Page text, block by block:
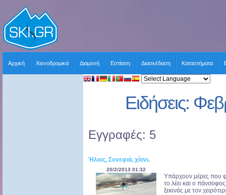
Αρχική Χιονοδρομικά Διαμονή Εστίαση Διασκέδαση Καταστήματα
Ειδήσεις:
Εγγραφές: 5
Ήλιος, Συνεφιά, χίονι.
20/2/2013 01:32
Υπάρχουν μέρες που
το λέει και ο
ξεκινάς με τον